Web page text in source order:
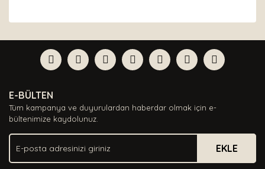
Yorum Yaz
formunu kullanarak tarafımıza iletebilirsiniz.
Görüş ve önerileriniz için teşekkür ederiz.
Ürün açıklamasında eksik bilgiler bulunuyor.
Ürün bilgilerinde hatalar bulunuyor.
Ürün fiyatı diğer sitelerden daha pahalı.
Bu ürüne benzer farklı alternatifler olmalı.
E-BÜLTEN
Tüm kampanya ve duyurulardan haberdar olmak için e-
bültenimize kaydolunuz.
EKLE